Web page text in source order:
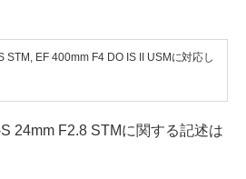
STM, EF 400mm F4 DO IS II USMに対応し
24mm F2.8 STMに関する記述は